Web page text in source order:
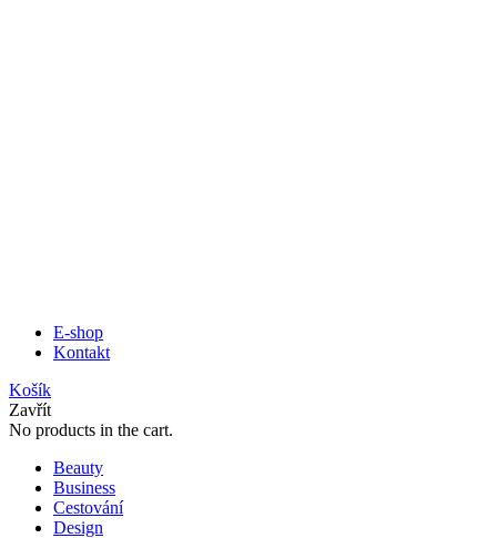
E-shop
Kontakt
Košík
Zavřít
No products in the cart.
Beauty
Business
Cestování
Design